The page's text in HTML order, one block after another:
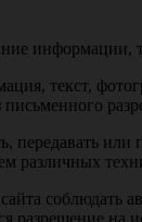
информации,
текст,
письменного
передавать
различных
соблюдать
разрешение на